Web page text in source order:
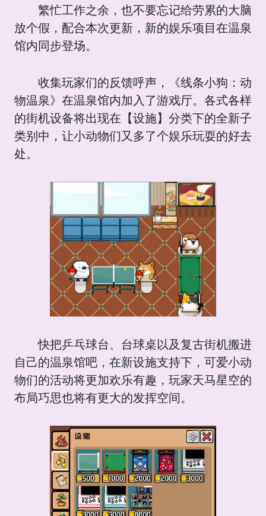
繁忙工作之余，也不要忘记给劳累的大脑
放个假，配合本次更新，新的娱乐项目在温泉
馆内同步登场。
收集玩家们的反馈呼声，《线条小狗：动
物温泉》在温泉馆内加入了游戏厅。各式各样
的街机设备将出现在【设施】分类下的全新子
类别中，让小动物们又多了个娱乐玩耍的好去
处。
快把乒乓球台、台球桌以及复古街机搬进
自己的温泉馆吧，在新设施支持下，可爱小动
物们的活动将更加欢乐有趣，玩家天马星空的
布局巧思也将有更大的发挥空间。